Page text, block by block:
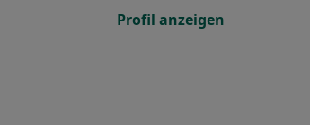
Profil anzeigen